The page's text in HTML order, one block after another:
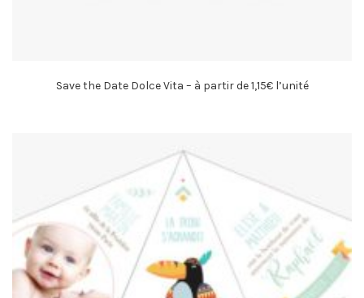
Save the Date Dolce Vita – à partir de 1,15€ l’unité